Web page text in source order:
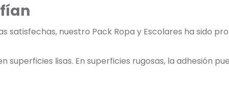
satisfechas, nuestro Pack Ropa y Escolares ha sido
superficies lisas. En superficies rugosas, la adhesión